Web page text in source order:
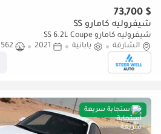
$ 73,700
شيفروليه كامارو SS
شيفروليه كامارو SS 6.2L Coupe
الشارقة
يابانية 2021
16,562
استجابة سريعة